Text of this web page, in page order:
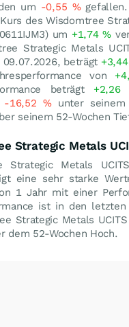
um -0,55 %gefallen.
des Wisdomtree
um +1,74%
Strategic Metals
09.07.2026, beträgt +3,44
von
beträgt
-16,52 %unter seinem
seinem 52-Wochen
Strategic Metals
Strategic Metals
eine sehr starke
1 Jahr mit einer
ist in den letzten
Strategic Metals
dem 52-Wochen Hoch.